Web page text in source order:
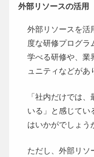
外部リソースの活用
外部リソースを活
度な研修プログラ
学べる研修や、業
ュニティなどがあ
「社内だけでは
いる」と感じてい
はいかがでしょう
ただし、外部リソ